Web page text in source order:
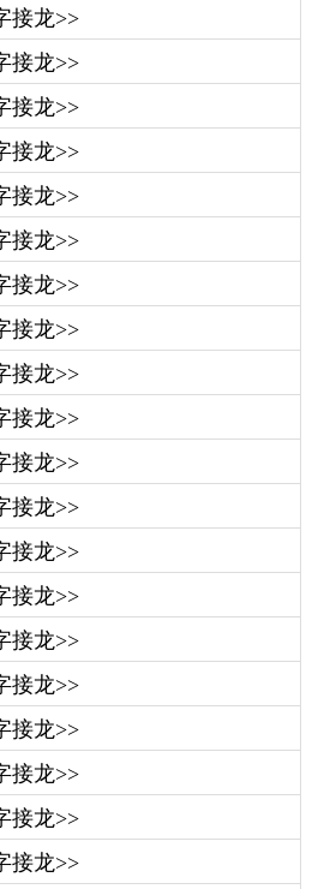
接龙>>
接龙>>
接龙>>
接龙>>
接龙>>
接龙>>
接龙>>
接龙>>
接龙>>
接龙>>
接龙>>
接龙>>
接龙>>
接龙>>
接龙>>
接龙>>
接龙>>
接龙>>
接龙>>
接龙>>